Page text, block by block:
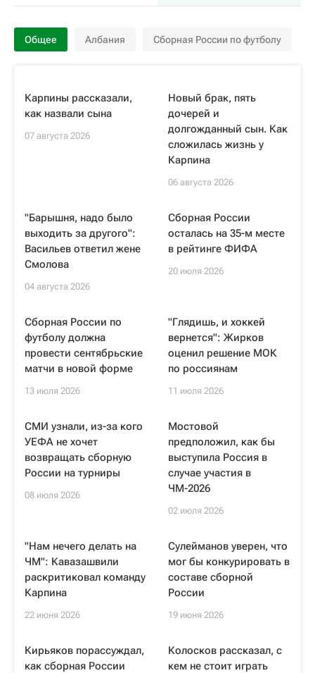
Общее Албания Сборная России по футболу
Карпины рассказали,
как назвали сына
07 августа 2026
Новый брак, пять
дочерей и
долгожданный сын. Как
сложилась жизнь у
Карпина
06 августа 2026
"Барышня, надо было
выходить за другого":
Васильев ответил жене
Смолова
04 августа 2026
Сборная России
осталась на 35-м месте
в рейтинге ФИФА
20 июля 2026
Сборная России по
футболу должна
провести сентябрьские
матчи в новой форме
13 июля 2026
"Глядишь, и хоккей
вернется": Жирков
оценил решение МОК
по россиянам
11 июля 2026
СМИ узнали, из-за кого
УЕФА не хочет
возвращать сборную
России на турниры
08 июля 2026
Мостовой
предположил, как бы
выступила Россия в
случае участия в
ЧМ-2026
02 июля 2026
"Нам нечего делать на
ЧМ": Кавазашвили
раскритиковал команду
Карпина
22 июня 2026
Сулейманов уверен, что
мог бы конкурировать в
составе сборной
России
19 июня 2026
Кирьяков порассуждал,
как сборная России
Колосков рассказал, с
кем не стоит играть